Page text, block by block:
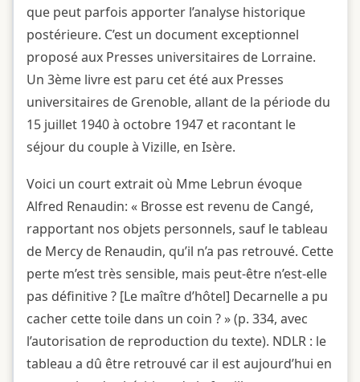
que peut parfois apporter l’analyse historique
postérieure. C’est un document exceptionnel
proposé aux Presses universitaires de Lorraine.
Un 3ème livre est paru cet été aux Presses
universitaires de Grenoble, allant de la période du
15 juillet 1940 à octobre 1947 et racontant le
séjour du couple à Vizille, en Isère.
Voici un court extrait où Mme Lebrun évoque
Alfred Renaudin: « Brosse est revenu de Cangé,
rapportant nos objets personnels, sauf le tableau
de Mercy de Renaudin, qu’il n’a pas retrouvé. Cette
perte m’est très sensible, mais peut-être n’est-elle
pas définitive ? [Le maître d’hôtel] Decarnelle a pu
cacher cette toile dans un coin ? » (p. 334, avec
l’autorisation de reproduction du texte). NDLR : le
tableau a dû être retrouvé car il est aujourd’hui en